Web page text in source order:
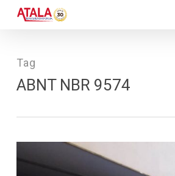
Tag
ABNT NBR 9574